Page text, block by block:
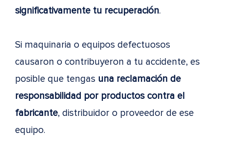
significativamente tu recuperación.
Si maquinaria o equipos defectuosos
causaron o contribuyeron a tu accidente, es
posible que tengas una reclamación de
responsabilidad por productos contra el
fabricante, distribuidor o proveedor de ese
equipo.